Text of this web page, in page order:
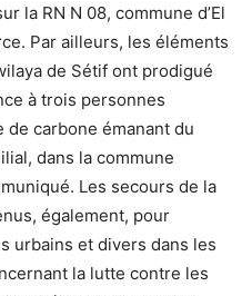
la RN N 08, commune d’El
Par ailleurs, les éléments
de Sétif ont prodigué
à trois personnes
carbone émanant du
dans la commune
Les secours de la
également, pour
urbains et divers dans les
la lutte contre les